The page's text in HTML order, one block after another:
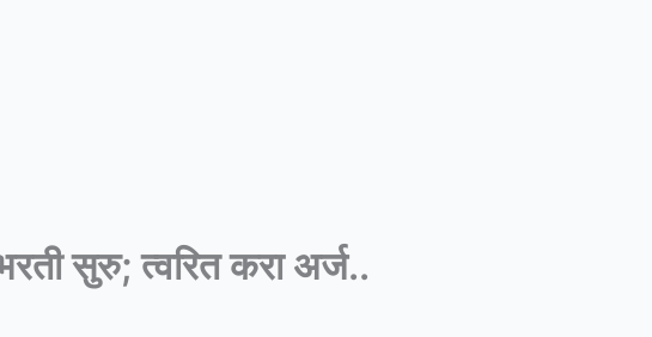
सुरु; त्वरित करा अर्ज..